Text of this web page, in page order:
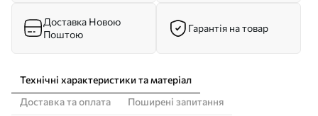
Доставка Новою
Поштою
Гарантія на товар
Технічні характеристики та матеріал
Доставка та оплата
Поширені запитання